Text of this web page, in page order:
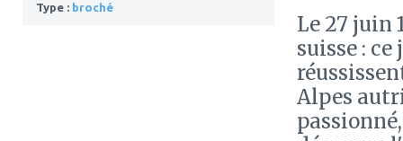
Type : broché
Le 27 juin
suisse :
Alpes